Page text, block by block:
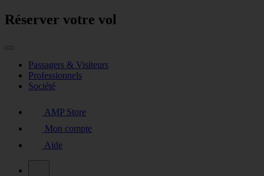
Réserver votre vol
Passagers & Visiteurs
Professionnels
Société
AMP Store
Mon compte
Aide